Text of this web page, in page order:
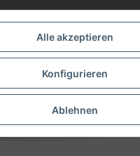
Alle akzeptieren
Konfigurieren
Ablehnen